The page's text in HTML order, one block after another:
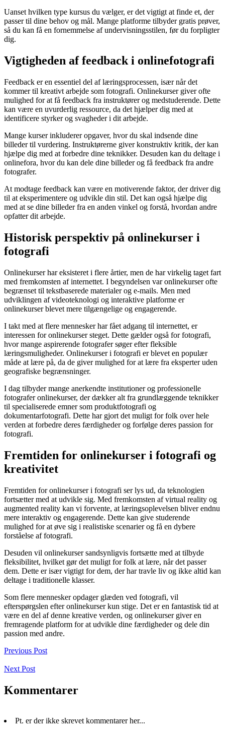
Uanset hvilken type kursus du vælger, er det vigtigt at finde et, der
passer til dine behov og mål. Mange platforme tilbyder gratis prøver,
så du kan få en fornemmelse af undervisningsstilen, før du forpligter
dig.
Vigtigheden af feedback i onlinefotografi
Feedback er en essentiel del af læringsprocessen, især når det
kommer til kreativt arbejde som fotografi. Onlinekurser giver ofte
mulighed for at få feedback fra instruktører og medstuderende. Dette
kan være en uvurderlig ressource, da det hjælper dig med at
identificere styrker og svagheder i dit arbejde.
Mange kurser inkluderer opgaver, hvor du skal indsende dine
billeder til vurdering. Instruktørerne giver konstruktiv kritik, der kan
hjælpe dig med at forbedre dine teknikker. Desuden kan du deltage i
onlinefora, hvor du kan dele dine billeder og få feedback fra andre
fotografer.
At modtage feedback kan være en motiverende faktor, der driver dig
til at eksperimentere og udvikle din stil. Det kan også hjælpe dig
med at se dine billeder fra en anden vinkel og forstå, hvordan andre
opfatter dit arbejde.
Historisk perspektiv på onlinekurser i
fotografi
Onlinekurser har eksisteret i flere årtier, men de har virkelig taget fart
med fremkomsten af internettet. I begyndelsen var onlinekurser ofte
begrænset til tekstbaserede materialer og e-mails. Men med
udviklingen af videoteknologi og interaktive platforme er
onlinekurser blevet mere tilgængelige og engagerende.
I takt med at flere mennesker har fået adgang til internettet, er
interessen for onlinekurser steget. Dette gælder også for fotografi,
hvor mange aspirerende fotografer søger efter fleksible
læringsmuligheder. Onlinekurser i fotografi er blevet en populær
måde at lære på, da de giver mulighed for at lære fra eksperter uden
geografiske begrænsninger.
I dag tilbyder mange anerkendte institutioner og professionelle
fotografer onlinekurser, der dækker alt fra grundlæggende teknikker
til specialiserede emner som produktfotografi og
dokumentarfotografi. Dette har gjort det muligt for folk over hele
verden at forbedre deres færdigheder og forfølge deres passion for
fotografi.
Fremtiden for onlinekurser i fotografi og
kreativitet
Fremtiden for onlinekurser i fotografi ser lys ud, da teknologien
fortsætter med at udvikle sig. Med fremkomsten af virtual reality og
augmented reality kan vi forvente, at læringsoplevelsen bliver endnu
mere interaktiv og engagerende. Dette kan give studerende
mulighed for at øve sig i realistiske scenarier og få en dybere
forståelse af fotografi.
Desuden vil onlinekurser sandsynligvis fortsætte med at tilbyde
fleksibilitet, hvilket gør det muligt for folk at lære, når det passer
dem. Dette er især vigtigt for dem, der har travle liv og ikke altid kan
deltage i traditionelle klasser.
Som flere mennesker opdager glæden ved fotografi, vil
efterspørgslen efter onlinekurser kun stige. Det er en fantastisk tid at
være en del af denne kreative verden, og onlinekurser giver en
fremragende platform for at udvikle dine færdigheder og dele din
passion med andre.
Previous Post
Next Post
Kommentarer
Pt. er der ikke skrevet kommentarer her...